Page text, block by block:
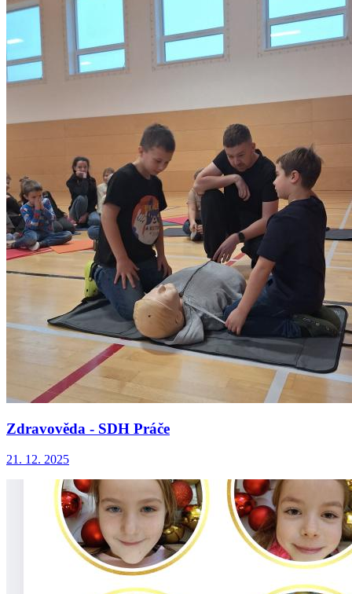
Zdravověda - SDH Práče
21. 12. 2025